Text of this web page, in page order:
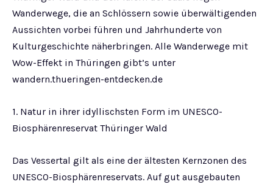
Wanderwege, die an Schlössern sowie überwältigenden
Aussichten vorbei führen und Jahrhunderte von
Kulturgeschichte näherbringen. Alle Wanderwege mit
Wow-Effekt in Thüringen gibt’s unter
wandern.thueringen-entdecken.de
1. Natur in ihrer idyllischsten Form im UNESCO-
Biosphärenreservat Thüringer Wald
Das Vessertal gilt als eine der ältesten Kernzonen des
UNESCO-Biosphärenreservats. Auf gut ausgebauten